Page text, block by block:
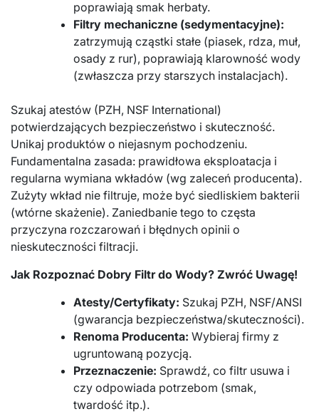
poprawiają smak herbaty.
Filtry mechaniczne (sedymentacyjne):
zatrzymują cząstki stałe (piasek, rdza, muł,
osady z rur), poprawiają klarowność wody
(zwłaszcza przy starszych instalacjach).
Szukaj atestów (PZH, NSF International)
potwierdzających bezpieczeństwo i skuteczność.
Unikaj produktów o niejasnym pochodzeniu.
Fundamentalna zasada: prawidłowa eksploatacja i
regularna wymiana wkładów (wg zaleceń producenta).
Zużyty wkład nie filtruje, może być siedliskiem bakterii
(wtórne skażenie). Zaniedbanie tego to częsta
przyczyna rozczarowań i błędnych opinii o
nieskuteczności filtracji.
Jak Rozpoznać Dobry Filtr do Wody? Zwróć Uwagę!
Atesty/Certyfikaty: Szukaj PZH, NSF/ANSI
(gwarancja bezpieczeństwa/skuteczności).
Renoma Producenta: Wybieraj firmy z
ugruntowaną pozycją.
Przeznaczenie: Sprawdź, co filtr usuwa i
czy odpowiada potrzebom (smak,
twardość itp.).